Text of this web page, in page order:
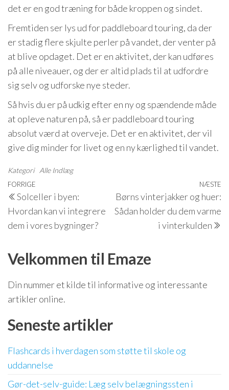
det er en god træning for både kroppen og sindet.
Fremtiden ser lys ud for paddleboard touring, da der
er stadig flere skjulte perler på vandet, der venter på
at blive opdaget. Det er en aktivitet, der kan udføres
på alle niveauer, og der er altid plads til at udfordre
sig selv og udforske nye steder.
Så hvis du er på udkig efter en ny og spændende måde
at opleve naturen på, så er paddleboard touring
absolut værd at overveje. Det er en aktivitet, der vil
give dig minder for livet og en ny kærlighed til vandet.
Kategori Alle Indlæg
Indlægsnavigation
Forrige
indlæg
FORRIGE
Solceller i byen:
Hvordan kan vi integrere
dem i vores bygninger?
NÆSTE
Børns vinterjakker og huer:
Sådan holder du dem varme
i vinterkulden
Velkommen til Emaze
Din nummer et kilde til informative og interessante
artikler online.
Seneste artikler
Flashcards i hverdagen som støtte til skole og
uddannelse
Gør-det-selv-guide: Læg selv belægningssten i